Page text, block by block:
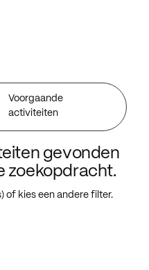
Voorgaande
activiteiten
gevonden
zoekopdracht.
of kies een andere filter.